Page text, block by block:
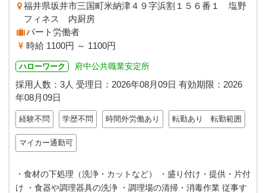
福井県坂井市三国町米納津４９字浜割１５６番１ 塩野
フィネス 内厨房
パート労働者
時給 1100円 ～ 1100円
ハローワーク 府中公共職業安定所
採用人数：3人 受理日： 2026年08月09日 有効期限： 2026
年08月09日
経験不問 学歴不問 時間外労働あり 転勤あり 転勤範囲
マイカー通勤可
・食材の下処理（洗浄・カットなど） ・盛り付け・提供・片付
け ・食器や調理器具の洗浄 ・調理場の清掃・消毒作業 従事す